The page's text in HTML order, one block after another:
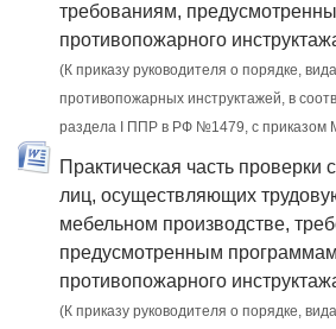
требованиям,
противопожарного
(К приказу руководителя о порядке,
противопожарных инструктажей, в
раздела I ППР в РФ №1479, с
Практическая часть проверки
лиц, осуществляющих
мебельном производстве,
предусмотренным
противопожарного
(К приказу руководителя о порядке,